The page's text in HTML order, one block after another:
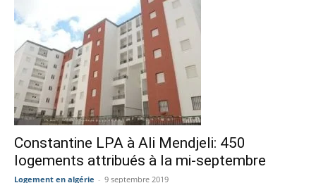
Constantine LPA à Ali Mendjeli: 450
logements attribués à la mi-septembre
Logement en algérie - 9 septembre 2019